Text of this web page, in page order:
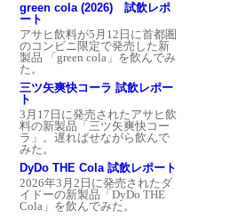
green cola (2026) 試飲レポ
ート
アサヒ飲料が5月12日に首都圏
のコンビニ限定で発売した新
製品 「green cola」を飲んでみ
た。
三ツ矢爽快コーラ 試飲レポー
ト
3月17日に発売されたアサヒ飲
料の新製品「三ツ矢爽快コー
ラ」。遅ればせながら飲んで
みた。
DyDo THE Cola 試飲レポート
2026年3月2日に発売されたダ
イドーの新製品「DyDo THE
Cola」を飲んでみた。